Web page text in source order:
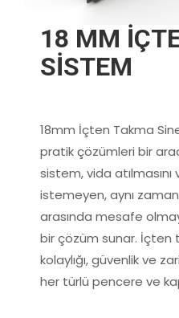
18 MM
SİSTEM
18mm İçten Takma
pratik çözümleri bir
sistem, vida atılmasını
istemeyen, aynı
arasında mesafe
bir çözüm sunar. İçten
kolaylığı, güvenlik ve
her türlü pencere ve